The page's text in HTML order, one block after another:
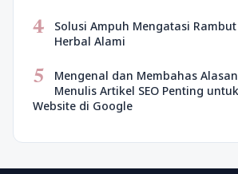
4
Solusi Ampuh Mengatasi
Herbal Alami
5
Mengenal dan Membahas
Menulis Artikel SEO Penting
Website di Google